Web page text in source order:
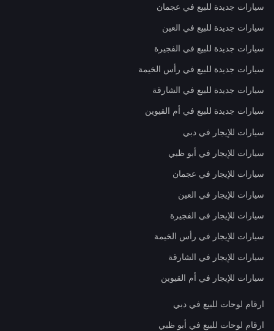
سيارات جديدة للبيع في عجمان
سيارات جديدة للبيع في العين
سيارات جديدة للبيع في الفجيرة
سيارات جديدة للبيع في رأس الخيمة
سيارات جديدة للبيع في الشارقة
سيارات جديدة للبيع في أم القيوين
سيارات للإيجار في دبي
سيارات للإيجار في أبو ظبي
سيارات للإيجار في عجمان
سيارات للإيجار في العين
سيارات للإيجار في الفجيرة
سيارات للإيجار في رأس الخيمة
سيارات للإيجار في الشارقة
سيارات للإيجار في أم القيوين
ارقام لوحات للبيع في دبي
ارقام لوحات للبيع في أبو ظبي